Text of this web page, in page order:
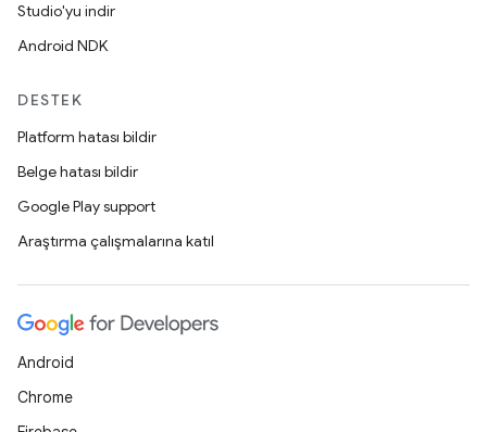
Studio'yu indir
Android NDK
DESTEK
Platform hatası bildir
Belge hatası bildir
Google Play support
Araştırma çalışmalarına katıl
Android
Chrome